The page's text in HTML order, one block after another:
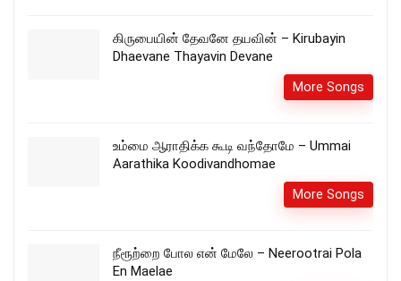
கிருபையின் தேவனே தயவின் – Kirubayin
Dhaevane Thayavin Devane
More Songs
உம்மை ஆராதிக்க கூடி வந்தோமே – Ummai
Aarathika Koodivandhomae
More Songs
நீரூற்றை போல என் மேலே – Neerootrai Pola
En Maelae